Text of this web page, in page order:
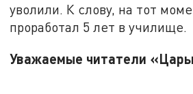
уволили. К слову, на тот
проработал 5 лет в училище.
Уважаемые читатели